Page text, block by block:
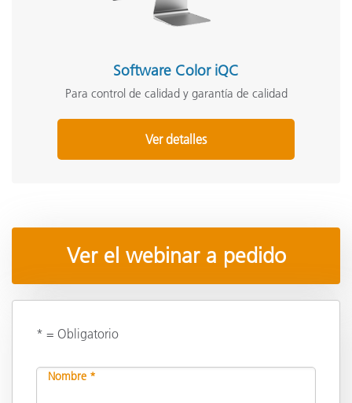
Software Color iQC
Para control de calidad y garantía de calidad
Ver detalles
Ver el webinar a pedido
* = Obligatorio
Nombre *